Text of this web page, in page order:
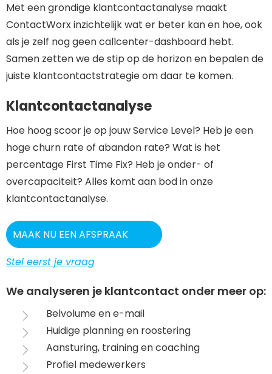
Met een grondige klantcontactanalyse maakt
ContactWorx inzichtelijk wat er beter kan en hoe, ook
als je zelf nog geen callcenter-dashboard hebt.
Samen zetten we de stip op de horizon en bepalen de
juiste klantcontactstrategie om daar te komen.
Klantcontactanalyse
Hoe hoog scoor je op jouw Service Level? Heb je een
hoge churn rate of abandon rate? Wat is het
percentage First Time Fix? Heb je onder- of
overcapaciteit? Alles komt aan bod in onze
klantcontactanalyse.
MAAK NU EEN AFSPRAAK
Stel eerst je vraag
We analyseren je klantcontact onder meer op:
Belvolume en e-mail
Huidige planning en roostering
Aansturing, training en coaching
Profiel medewerkers